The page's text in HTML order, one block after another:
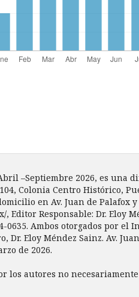
–Septiembre 2026, es
Colonia Centro Histórico,
en Av. Juan de Palafox
Editor Responsable: Dr. Eloy
0635. Ambos otorgados por
Dr. Eloy Méndez Sainz. Av.
de 2026.
los autores no